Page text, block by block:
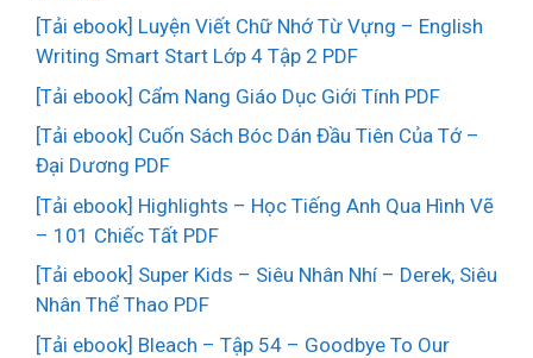
[Tải ebook] Luyện Viết Chữ Nhớ Từ Vựng – English
Writing Smart Start Lớp 4 Tập 2 PDF
[Tải ebook] Cẩm Nang Giáo Dục Giới Tính PDF
[Tải ebook] Cuốn Sách Bóc Dán Đầu Tiên Của Tớ –
Đại Dương PDF
[Tải ebook] Highlights – Học Tiếng Anh Qua Hình Vẽ
– 101 Chiếc Tất PDF
[Tải ebook] Super Kids – Siêu Nhân Nhí – Derek, Siêu
Nhân Thể Thao PDF
[Tải ebook] Bleach – Tập 54 – Goodbye To Our